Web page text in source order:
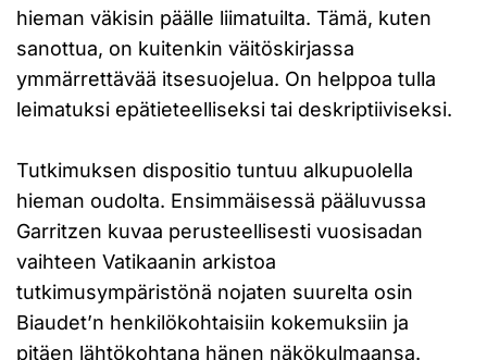
hieman väkisin päälle liimatuilta. Tämä, kuten
sanottua, on kuitenkin väitöskirjassa
ymmärrettävää itsesuojelua. On helppoa tulla
leimatuksi epätieteelliseksi tai deskriptiiviseksi.
Tutkimuksen dispositio tuntuu alkupuolella
hieman oudolta. Ensimmäisessä pääluvussa
Garritzen kuvaa perusteellisesti vuosisadan
vaihteen Vatikaanin arkistoa
tutkimusympäristönä nojaten suurelta osin
Biaudet’n henkilökohtaisiin kokemuksiin ja
pitäen lähtökohtana hänen näkökulmaansa.